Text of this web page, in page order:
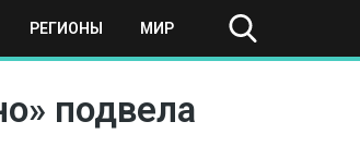
РЕГИОНЫ МИР
подвела